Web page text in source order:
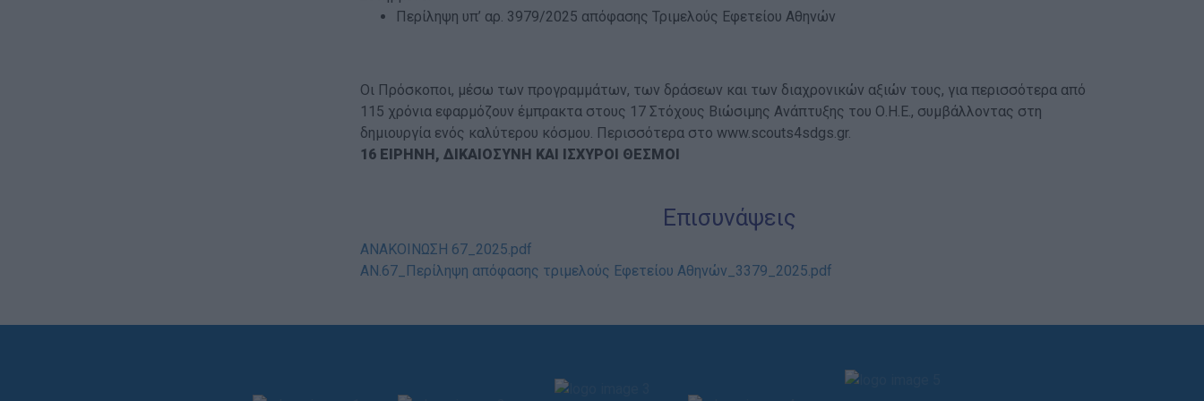
Περίληψη υπ’ αρ. 3979/2025 απόφασης Τριμελούς Εφετείου Αθηνών
Οι Πρόσκοποι, μέσω των προγραμμάτων, των δράσεων και των διαχρονικών αξιών τους, για περισσότερα από
115 χρόνια εφαρμόζουν έμπρακτα στους 17 Στόχους Βιώσιμης Ανάπτυξης του Ο.Η.Ε., συμβάλλοντας στη
δημιουργία ενός καλύτερου κόσμου. Περισσότερα στο www.scouts4sdgs.gr.
16 ΕΙΡΗΝΗ, ΔΙΚΑΙΟΣΥΝΗ ΚΑΙ ΙΣΧΥΡΟΙ ΘΕΣΜΟΙ
Επισυνάψεις
ΑΝΑΚΟΙΝΩΣΗ 67_2025.pdf
ΑΝ.67_Περίληψη απόφασης τριμελούς Εφετείου Αθηνών_3379_2025.pdf